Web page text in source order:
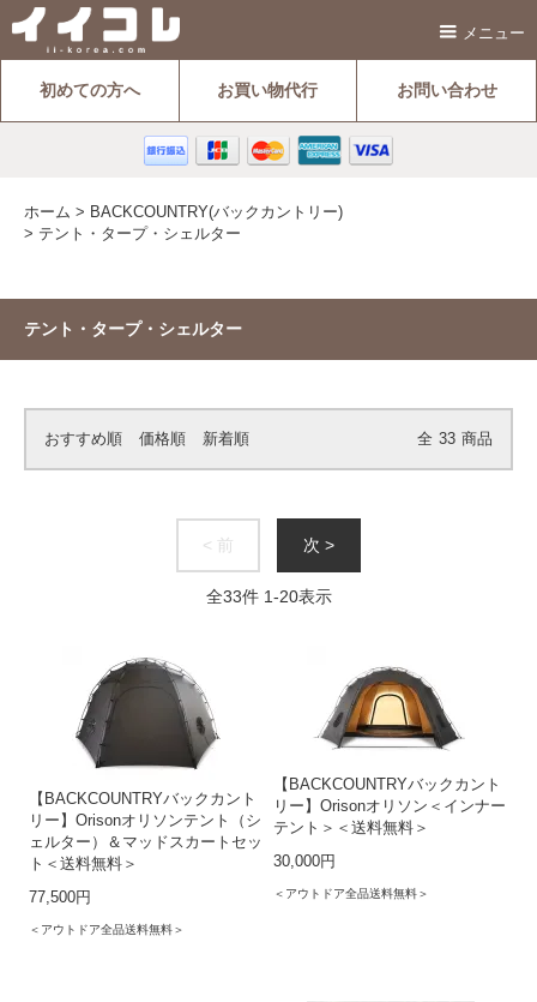
メニュー
初めての方へ お買い物代行 お問い合わせ
ホーム > BACKCOUNTRY(バックカントリー)
> テント・タープ・シェルター
テント・タープ・シェルター
おすすめ順 価格順 新着順 全 33 商品
< 前 次 >
全33件 1-20表示
【BACKCOUNTRYバックカント
リー】Orisonオリソンテント（シ
ェルター）＆マッドスカートセッ
ト＜送料無料＞
77,500円
＜アウトドア全品送料無料＞
【BACKCOUNTRYバックカント
リー】Orisonオリソン＜インナー
テント＞＜送料無料＞
30,000円
＜アウトドア全品送料無料＞